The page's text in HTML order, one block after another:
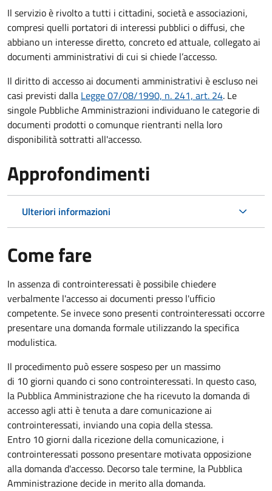
Il servizio è rivolto a tutti i cittadini, società e associazioni,
compresi quelli portatori di interessi pubblici o diffusi, che
abbiano un interesse diretto, concreto ed attuale, collegato ai
documenti amministrativi di cui si chiede l’accesso.
Il diritto di accesso ai documenti amministrativi è escluso nei
casi previsti dalla Legge 07/08/1990, n. 241, art. 24. Le
singole Pubbliche Amministrazioni individuano le categorie di
documenti prodotti o comunque rientranti nella loro
disponibilità sottratti all'accesso.
Approfondimenti
Ulteriori informazioni
Come fare
In assenza di controinteressati è possibile chiedere
verbalmente l'accesso ai documenti presso l'ufficio
competente. Se invece sono presenti controinteressati occorre
presentare una domanda formale utilizzando la specifica
modulistica.
Il procedimento può essere sospeso per un massimo
di 10 giorni quando ci sono controinteressati. In questo caso,
la Pubblica Amministrazione che ha ricevuto la domanda di
accesso agli atti è tenuta a dare comunicazione ai
controinteressati, inviando una copia della stessa.
Entro 10 giorni dalla ricezione della comunicazione, i
controinteressati possono presentare motivata opposizione
alla domanda d'accesso. Decorso tale termine, la Pubblica
Amministrazione decide in merito alla domanda.